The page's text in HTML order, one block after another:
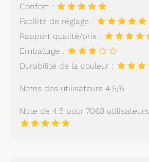
Confort :
Facilité de réglage :
Rapport qualité/prix :
Emballage :
Durabilité de la couleur :
Notes des utilisateurs 4.5/5
Note de 4.5 pour 7068 utilisateurs